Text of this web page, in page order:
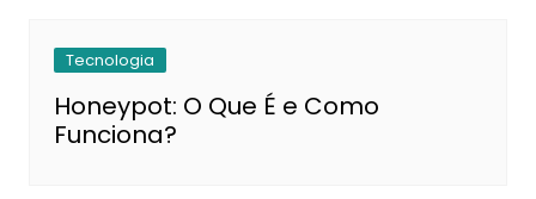
Tecnologia
Honeypot: O Que É e Como
Funciona?